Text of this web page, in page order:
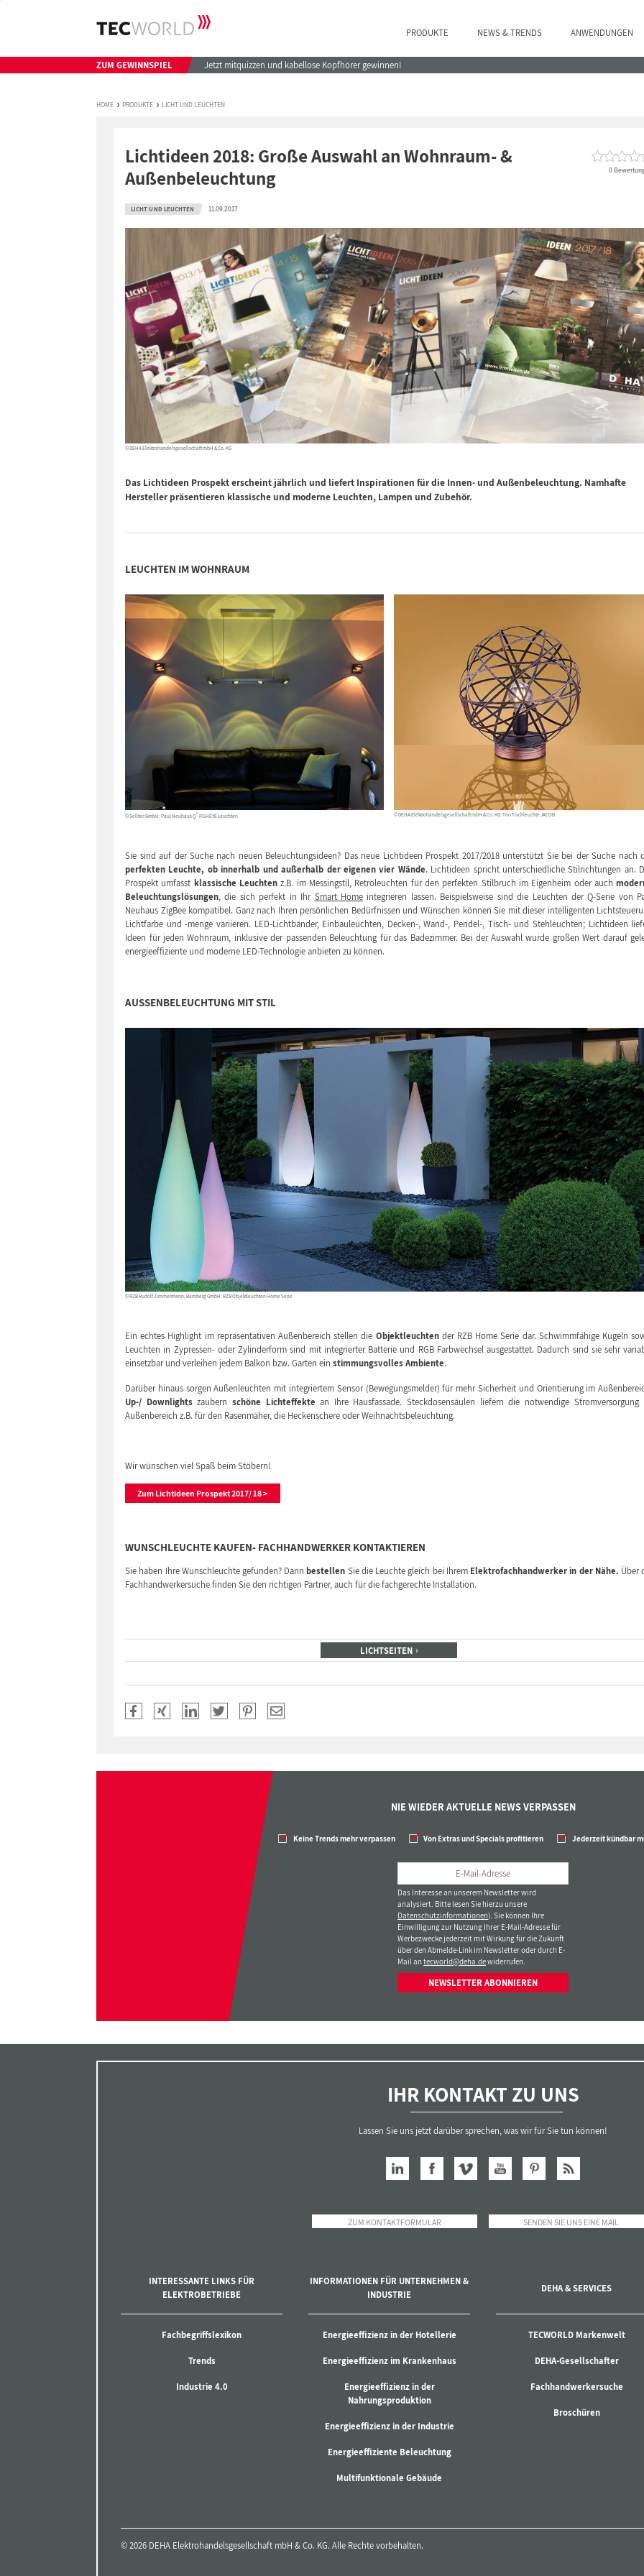
PRODUKTE NEWS & TRENDS ANWENDUNGEN
ZUM GEWINNSPIEL Jetzt mitquizzen und kabellose Kopfhörer gewinnen!
HOME PRODUKTE LICHT UND LEUCHTEN
0
Lichtideen 2018: Große Auswahl an Wohnraum- &
Außenbeleuchtung
LICHT UND LEUCHTEN 11.09.2017
© DEHA Elektrohandelsgesellschaft mbH & Co. KG
Das Lichtideen Prospekt erscheint jährlich und liefert Inspirationen für die Innen- und Außenbeleuchtung. Namhafte
Hersteller präsentieren klassische und moderne Leuchten, Lampen und Zubehör.
LEUCHTEN IM WOHNRAUM
© Selltec GmbH: Paul Neuhaus Q®-FISHEYE Leuchten © DEHA Elektrohandelsgesellschaft mbH & Co. KG: Trio Tischleuchte JACOB
Sie sind auf der Suche nach neuen Beleuchtungsideen? Das neue Lichtideen Prospekt 2017/2018 unterstützt Sie bei der Suche nach
perfekten Leuchte, ob innerhalb und außerhalb der eigenen vier Wände. Lichtideen spricht unterschiedliche Stilrichtungen an.
Prospekt umfasst klassische Leuchten z.B. im Messingstil, Retroleuchten für den perfekten Stilbruch im Eigenheim oder auch
Beleuchtungslösungen, die sich perfekt in Ihr Smart Home integrieren lassen. Beispielsweise sind die Leuchten der Q-Serie von
Neuhaus ZigBee kompatibel. Ganz nach Ihren persönlichen Bedürfnissen und Wünschen können Sie mit dieser intelligenten
Lichtfarbe und -menge variieren. LED-Lichtbänder, Einbauleuchten, Decken-, Wand-, Pendel-, Tisch- und Stehleuchten; Lichtideen
Ideen für jeden Wohnraum, inklusive der passenden Beleuchtung für das Badezimmer. Bei der Auswahl wurde großen Wert darauf
energieeffiziente und moderne LED-Technologie anbieten zu können.
AUSSENBELEUCHTUNG MIT STIL
© RZB Rudolf Zimmermann, Bamberg GmbH: RZB Objektleuchten Home Serie
Ein echtes Highlight im repräsentativen Außenbereich stellen die Objektleuchtender RZB Home Serie dar. Schwimmfähige Kugeln
Leuchten in Zypressen- oder Zylinderform sind mit integrierter Batterie und RGB Farbwechsel ausgestattet. Dadurch sind sie sehr
einsetzbar und verleihen jedem Balkon bzw. Garten einstimmungsvolles Ambiente.
Darüber hinaus sorgen Außenleuchten mit integriertem Sensor (Bewegungsmelder) für mehr Sicherheit und Orientierung im
Up-/ Downlightszaubern schöne Lichteffekte an Ihre Hausfassade. Steckdosensäulen liefern die notwendige Stromversorgung
Außenbereich z.B. für den Rasenmäher, die Heckenschere oder Weihnachtsbeleuchtung.
Wir wünschen viel Spaß beim Stöbern!
Zum Lichtideen Prospekt 2017/ 18 >
WUNSCHLEUCHTE KAUFEN- FACHHANDWERKER KONTAKTIEREN
Sie haben Ihre Wunschleuchte gefunden? Dannbestellen Sie die Leuchte gleich bei Ihrem Elektrofachhandwerker in der Nähe. Über
Fachhandwerkersuche finden Sie den richtigen Partner, auch für die fachgerechte Installation.
LICHTSEITEN
NIE WIEDER AKTUELLE NEWS VERPASSEN
Keine Trends mehr verpassen Von Extras und Specials profitieren Jederzeit kündbar
Das Interesse an unserem Newsletter wird
analysiert. Bitte lesen Sie hierzu unsere
Datenschutzinformationen). Sie können Ihre
Einwilligung zur Nutzung Ihrer E-Mail-Adresse für
Werbezwecke jederzeit mit Wirkung für die Zukunft
über den Abmelde-Link im Newsletter oder durch E-
Mail antecworld@deha.dewiderrufen.
NEWSLETTER ABONNIEREN
IHR KONTAKT ZU UNS
Lassen Sie uns jetzt darüber sprechen, was wir für Sie tun können!
ZUM KONTAKTFORMULAR SENDEN SIE UNS EINE MAIL
INTERESSANTE LINKS FÜR
ELEKTROBETRIEBE
Fachbegriffslexikon
Trends
Industrie 4.0
INFORMATIONEN FÜR UNTERNEHMEN &
INDUSTRIE
Energieeffizienz in der Hotellerie
Energieeffizienz im Krankenhaus
Energieeffizienz in der
Nahrungsproduktion
Energieeffizienz in der Industrie
Energieeffiziente Beleuchtung
Multifunktionale Gebäude
DEHA & SERVICES
TECWORLD Markenwelt
DEHA-Gesellschafter
Fachhandwerkersuche
Broschüren
© 2026 DEHA Elektrohandelsgesellschaft mbH & Co. KG. Alle Rechte vorbehalten.